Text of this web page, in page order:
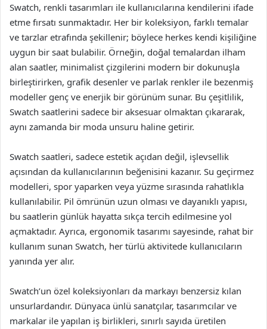
Swatch, renkli tasarımları ile kullanıcılarına kendilerini ifade
etme fırsatı sunmaktadır. Her bir koleksiyon, farklı temalar
ve tarzlar etrafında şekillenir; böylece herkes kendi kişiliğine
uygun bir saat bulabilir. Örneğin, doğal temalardan ilham
alan saatler, minimalist çizgilerini modern bir dokunuşla
birleştirirken, grafik desenler ve parlak renkler ile bezenmiş
modeller genç ve enerjik bir görünüm sunar. Bu çeşitlilik,
Swatch saatlerini sadece bir aksesuar olmaktan çıkararak,
aynı zamanda bir moda unsuru haline getirir.
Swatch saatleri, sadece estetik açıdan değil, işlevsellik
açısından da kullanıcılarının beğenisini kazanır. Su geçirmez
modelleri, spor yaparken veya yüzme sırasında rahatlıkla
kullanılabilir. Pil ömrünün uzun olması ve dayanıklı yapısı,
bu saatlerin günlük hayatta sıkça tercih edilmesine yol
açmaktadır. Ayrıca, ergonomik tasarımı sayesinde, rahat bir
kullanım sunan Swatch, her türlü aktivitede kullanıcıların
yanında yer alır.
Swatch’un özel koleksiyonları da markayı benzersiz kılan
unsurlardandır. Dünyaca ünlü sanatçılar, tasarımcılar ve
markalar ile yapılan iş birlikleri, sınırlı sayıda üretilen